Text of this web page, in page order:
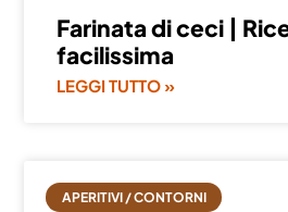
Farinata di ceci |
facilissima
LEGGI TUTTO »
APERITIVI / CONTORNI